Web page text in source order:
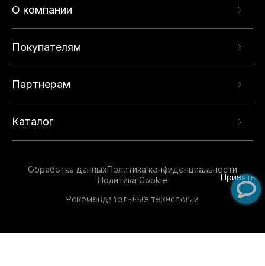
О компании
Покупателям
Партнерам
Каталог
Обработка данныхПолитика конфиденциальности
Политика Cookie
Рекомендательные технологии
опыта на нашем сайте. Продолжая использовать
данный сайт, вы соглашаетесь с использованием
технологий. Для получения дополнительной
Принять